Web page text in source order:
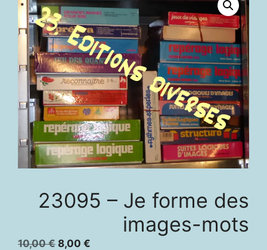
23095 – Je forme des
images-mots
10,00€ Le
8,00 €